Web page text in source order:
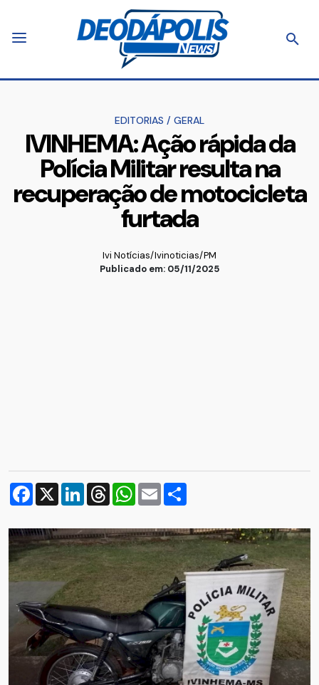
EDITORIAS / GERAL
IVINHEMA: Ação rápida da
Polícia Militar resulta na
recuperação de motocicleta
furtada
Ivi Notícias/Ivinoticias/PM
Publicado em: 05/11/2025
Facebook
X LinkedInThreadsWhatsApp
Email